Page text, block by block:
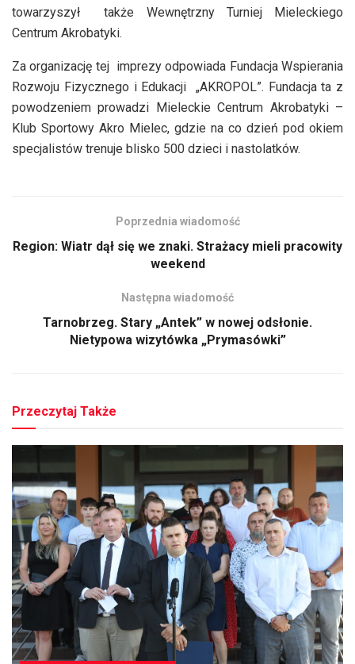
towarzyszył także Wewnętrzny Turniej Mieleckiego
Centrum Akrobatyki.
Za organizację tej imprezy odpowiada Fundacja Wspierania
Rozwoju Fizycznego i Edukacji „AKROPOL”. Fundacja ta z
powodzeniem prowadzi Mieleckie Centrum Akrobatyki –
Klub Sportowy Akro Mielec, gdzie na co dzień pod okiem
specjalistów trenuje blisko 500 dzieci i nastolatków.
Poprzednia wiadomość
Region: Wiatr dął się we znaki. Strażacy mieli pracowity
weekend
Następna wiadomość
Tarnobrzeg. Stary „Antek” w nowej odsłonie.
Nietypowa wizytówka „Prymasówki”
Przeczytaj Także